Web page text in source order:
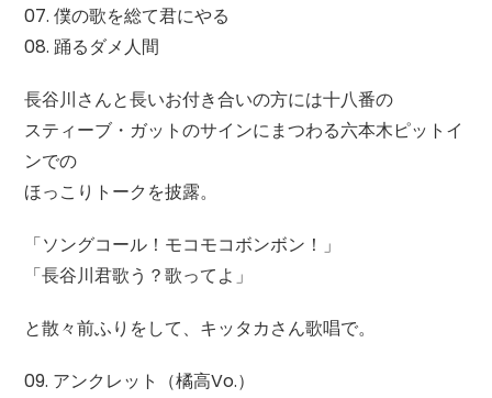
07. 僕の歌を総て君にやる
08. 踊るダメ人間
長谷川さんと長いお付き合いの方には十八番の
スティーブ・ガットのサインにまつわる六本木ピットイ
ンでの
ほっこりトークを披露。
「ソングコール！モコモコボンボン！」
「長谷川君歌う？歌ってよ」
と散々前ふりをして、キッタカさん歌唱で。
09. アンクレット（橘高Vo.）